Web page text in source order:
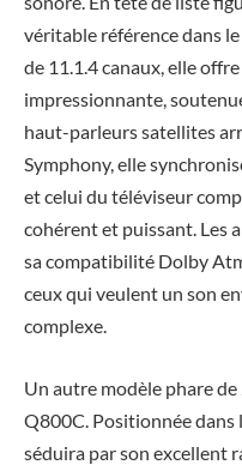
véritable référence dans
de 11.1.4 canaux, elle
impressionnante,
haut-parleurs satellites
Symphony, elle
et celui du téléviseur
cohérent et puissant. Les
sa compatibilité Dolby
ceux qui veulent un son
complexe.
Un autre modèle phare
Q800C. Positionnée dans
séduira par son excellent